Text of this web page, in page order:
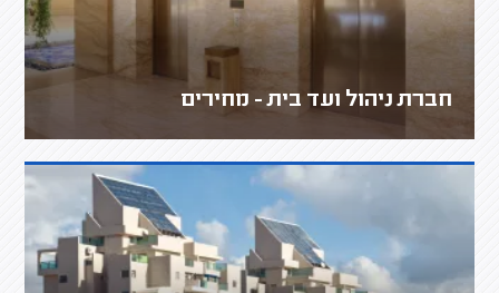
חברת ניהול ועד בית - מחירים